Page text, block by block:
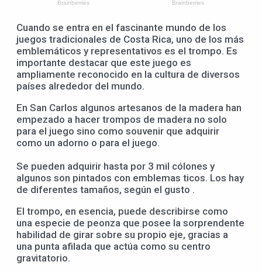
Cuando se entra en el fascinante mundo de los
juegos tradicionales de Costa Rica, uno de los más
emblemáticos y representativos es el trompo. Es
importante destacar que este juego es
ampliamente reconocido en la cultura de diversos
países alrededor del mundo.
En San Carlos algunos artesanos de la madera han
empezado a hacer trompos de madera no solo
para el juego sino como souvenir que adquirir
como un adorno o para el juego.
Se pueden adquirir hasta por 3 mil cólones y
algunos son pintados con emblemas ticos. Los hay
de diferentes tamaños, según el gusto .
El trompo, en esencia, puede describirse como
una especie de peonza que posee la sorprendente
habilidad de girar sobre su propio eje, gracias a
una punta afilada que actúa como su centro
gravitatorio.